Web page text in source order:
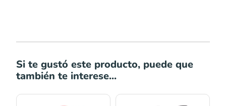
Si te gustó este producto, puede que
también te interese...